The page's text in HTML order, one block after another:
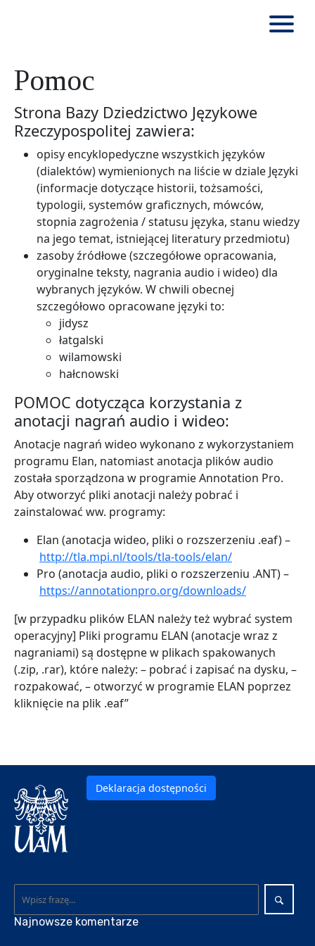
Pomoc
Strona Bazy Dziedzictwo Językowe
Rzeczypospolitej zawiera:
opisy encyklopedyczne wszystkich języków
(dialektów) wymienionych na liście w dziale Języki
(informacje dotyczące historii, tożsamości,
typologii, systemów graficznych, mówców,
stopnia zagrożenia / statusu języka, stanu wiedzy
na jego temat, istniejącej literatury przedmiotu)
zasoby źródłowe (szczegółowe opracowania,
oryginalne teksty, nagrania audio i wideo) dla
wybranych języków. W chwili obecnej
szczegółowo opracowane języki to:
jidysz
łatgalski
wilamowski
hałcnowski
POMOC dotycząca korzystania z
anotacji nagrań audio i wideo:
Anotacje nagrań wideo wykonano z wykorzystaniem
programu Elan, natomiast anotacja plików audio
została sporządzona w programie Annotation Pro.
Aby otworzyć pliki anotacji należy pobrać i
zainstalować ww. programy:
Elan (anotacja wideo, pliki o rozszerzeniu .eaf) –
http://tla.mpi.nl/tools/tla-tools/elan/
Pro (anotacja audio, pliki o rozszerzeniu .ANT) –
https://annotationpro.org/downloads/
[w przypadku plików ELAN należy też wybrać system
operacyjny] Pliki programu ELAN (anotacje wraz z
nagraniami) są dostępne w plikach spakowanych
(.zip, .rar), które należy: – pobrać i zapisać na dysku, –
rozpakować, – otworzyć w programie ELAN poprzez
kliknięcie na plik .eaf”
Deklaracja dostępności
Najnowsze komentarze